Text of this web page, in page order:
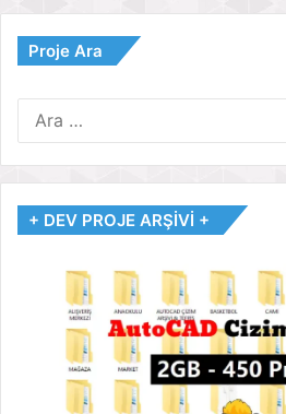
Proje Ara
+ DEV PROJE ARŞİVİ +